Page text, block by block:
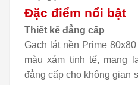
Đặc điểm nổi bật
Thiết kế đẳng cấp
Gạch lát nền Prime
màu xám tinh tế, mang
đẳng cấp cho không gian